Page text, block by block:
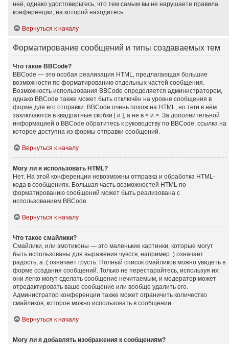
неё, однако удостоверьтесь, что тем самым вы не нарушаете правила
конференции, на которой находитесь.
Вернуться к началу
Форматирование сообщений и типы создаваемых тем
Что такое BBCode?
BBCode — это особая реализация HTML, предлагающая большие
возможности по форматированию отдельных частей сообщения.
Возможность использования BBCode определяется администратором,
однако BBCode также может быть отключён на уровне сообщения в
форме для его отправки. BBCode очень похож на HTML, но теги в нём
заключаются в квадратные скобки [ и ], а не в < и >. За дополнительной
информацией о BBCode обратитесь к руководству по BBCode, ссылка на
которое доступна из формы отправки сообщений.
Вернуться к началу
Могу ли я использовать HTML?
Нет. На этой конференции невозможны отправка и обработка HTML-
кода в сообщениях. Большая часть возможностей HTML по
форматированию сообщений может быть реализована с
использованием BBCode.
Вернуться к началу
Что такое смайлики?
Смайлики, или эмотиконы — это маленькие картинки, которые могут
быть использованы для выражения чувств, например :) означает
радость, а :( означает грусть. Полный список смайликов можно увидеть в
форме создания сообщений. Только не перестарайтесь, используя их:
они легко могут сделать сообщение нечитаемым, и модератор может
отредактировать ваше сообщение или вообще удалить его.
Администратор конференции также может ограничить количество
смайликов, которое можно использовать в сообщении.
Вернуться к началу
Могу ли я добавлять изображения к сообщениям?